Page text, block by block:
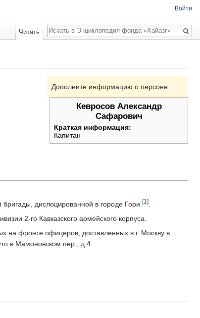
Дополните информацию о персоне
Кевросов Александр
Сафарович
Краткая информация:
Капитан
бригады, дислоцированной в городе Гори [1]
2-го Кавказского армейского корпуса.
на фронте офицеров, доставленных в г. Москву в
в Мамоновском пер., д.4.
Войти
Читать
Поиск